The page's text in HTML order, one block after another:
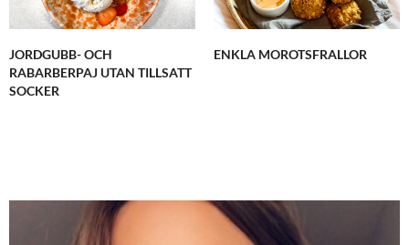
JORDGUBB- OCH
RABARBERPAJ UTAN TILLSATT
SOCKER
ENKLA MOROTSFRALLOR